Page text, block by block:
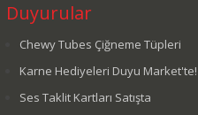
Duyurular
Chewy Tubes Çiğneme Tüpleri
Karne Hediyeleri Duyu Market'te!
Ses Taklit Kartları Satışta